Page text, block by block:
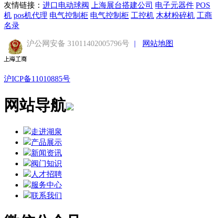
友情链接： 进口电动球阀 上海展台搭建公司 电子元器件 POS
机 pos机代理 电气控制柜 电气控制柜 工控机 木材粉碎机 工商
名录
沪公网安备 31011402005796号 | 网站地图
沪ICP备11010885号
网站导航
走进湖泉
产品展示
新闻资讯
阀门知识
人才招聘
服务中心
联系我们